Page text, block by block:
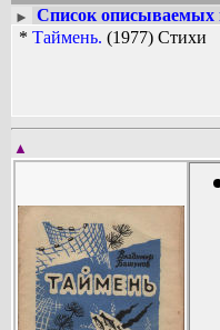
►
Список описываемых
* Таймень. (1977) Стихи
▲